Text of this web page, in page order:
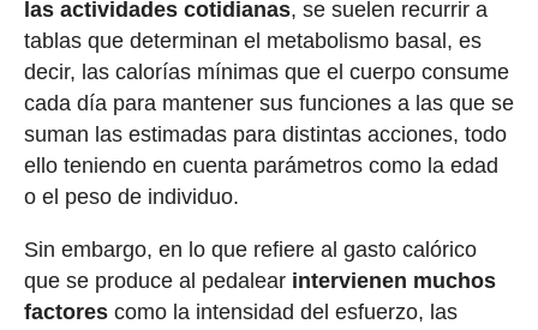
las actividades cotidianas, se suelen recurrir a
tablas que determinan el metabolismo basal, es
decir, las calorías mínimas que el cuerpo consume
cada día para mantener sus funciones a las que se
suman las estimadas para distintas acciones, todo
ello teniendo en cuenta parámetros como la edad
o el peso de individuo.
Sin embargo, en lo que refiere al gasto calórico
que se produce al pedalear intervienen muchos
factorescomo la intensidad del esfuerzo, las